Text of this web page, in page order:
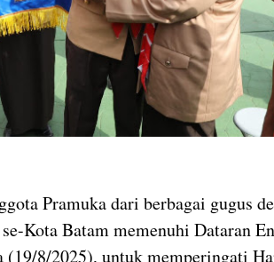
Pramuka dari berbagai gugus
Kota Batam memenuhi Dataran
(19/8/2025), untuk memperingati